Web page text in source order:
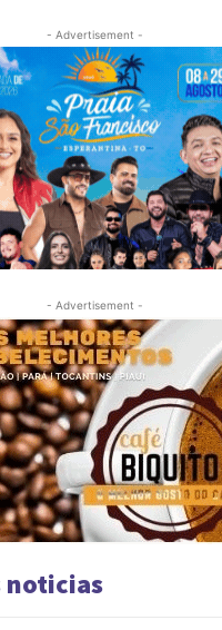
- Advertisement -
- Advertisement -
noticias